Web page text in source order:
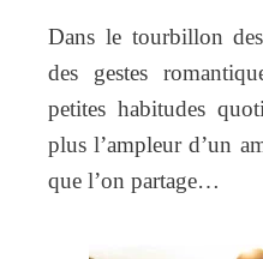
Dans le tourbillon
des gestes
petites habitudes
plus l’ampleur d’un
que l’on partage…